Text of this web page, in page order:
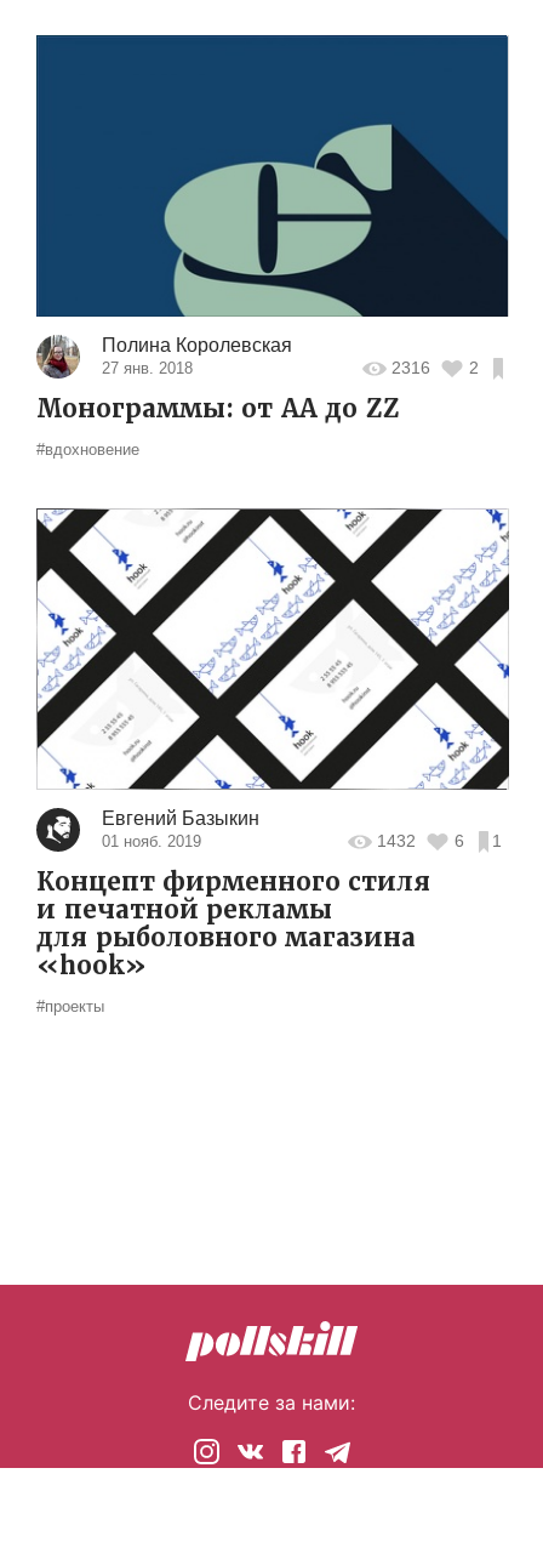
Полина Королевская
27 янв. 2018 2316 2
Монограммы: от AA до ZZ
#вдохновение
Евгений Базыкин
01 нояб. 2019 1432 6 1
Концепт фирменного стиля
и печатной рекламы
для рыболовного магазина
«hook»
#проекты
Следите за нами: